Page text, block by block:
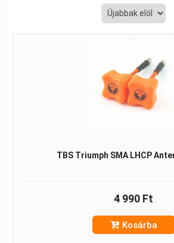
TBS Triumph SMA LHCP
4 990 Ft
Kosárba